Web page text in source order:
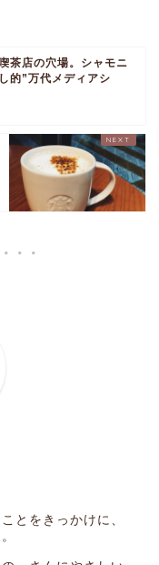
茶店の穴場。シャモニ
的”万代メディアシ
とをきっかけに、